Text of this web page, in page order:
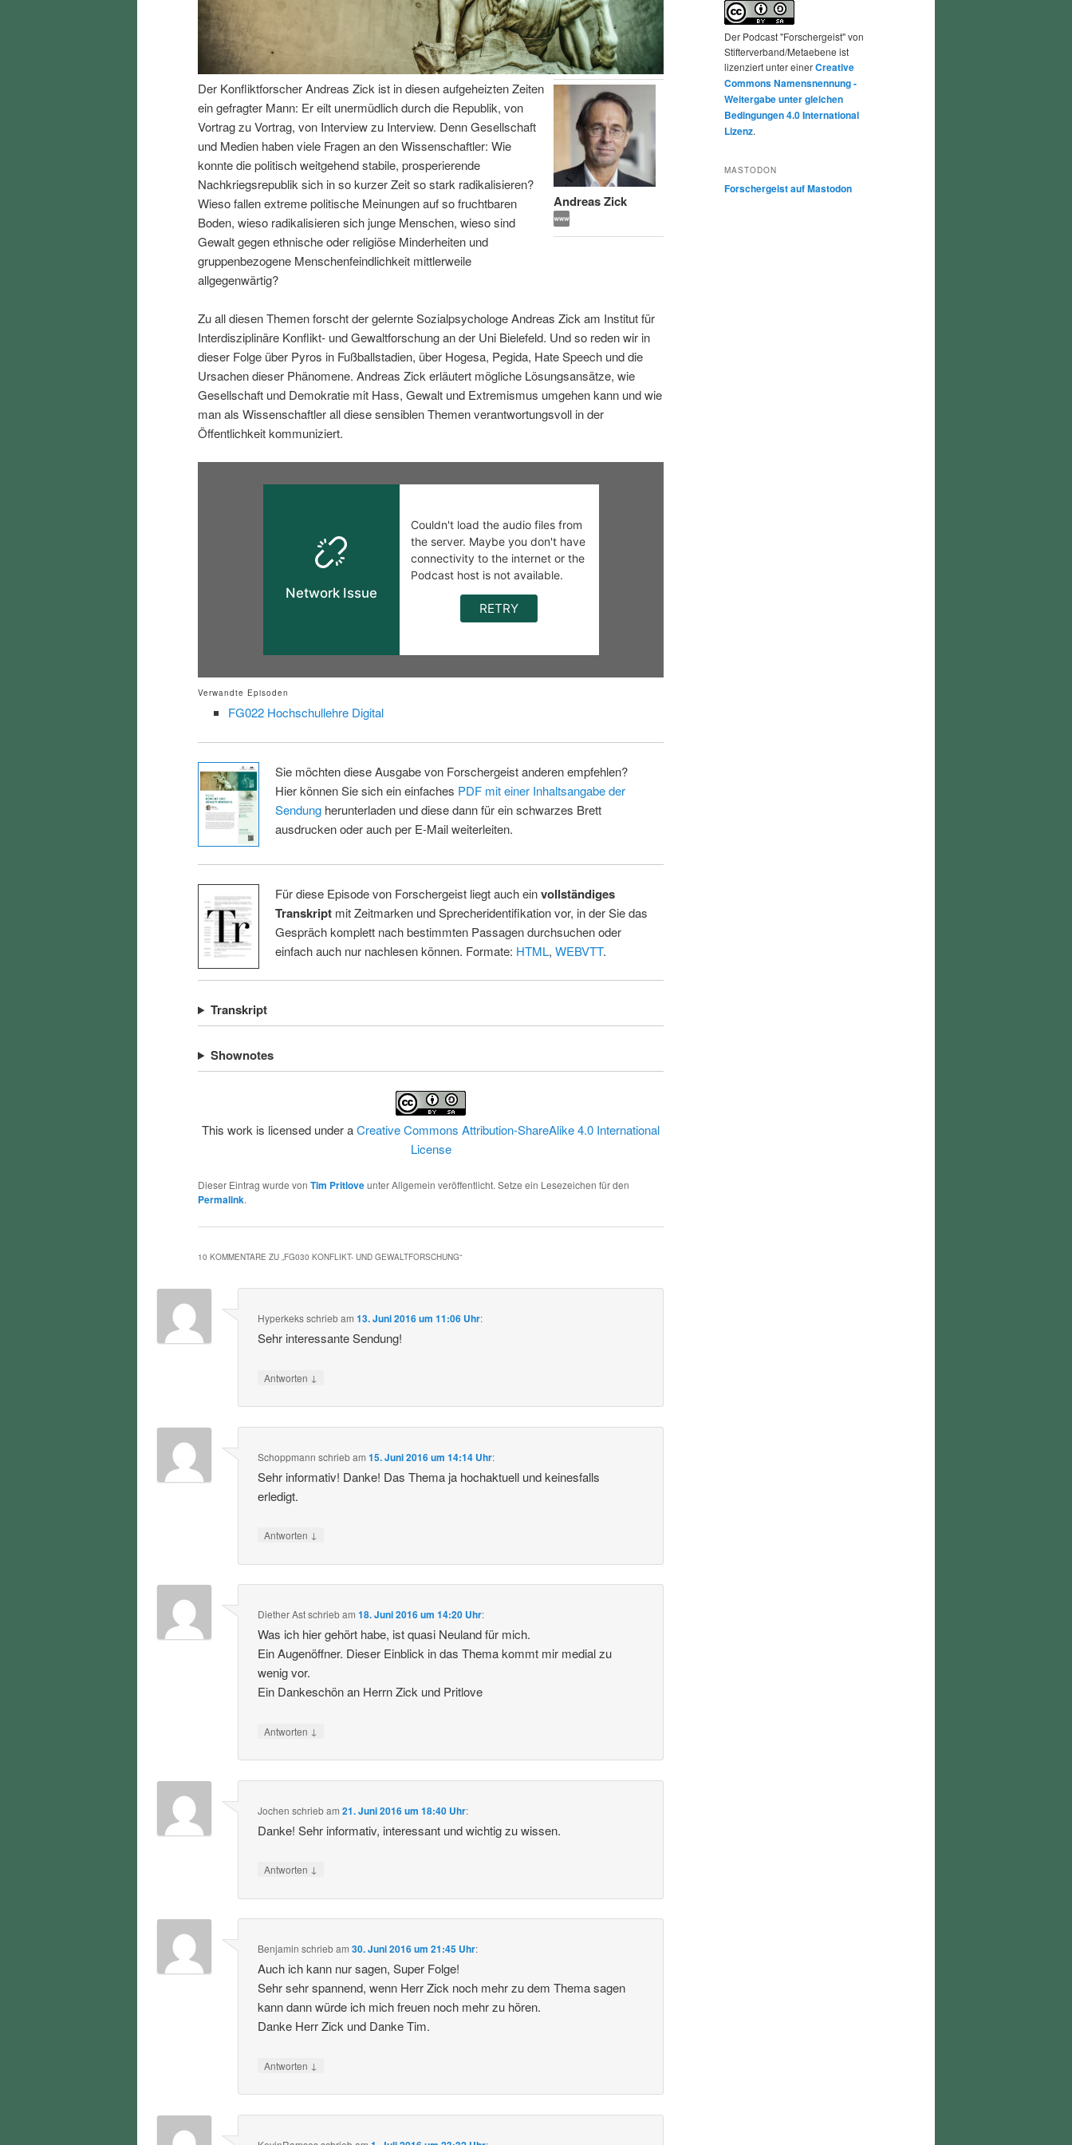
I
n
a
t
s
r
i
n
e
n
n
a
l
s
p
r
Andreas Zick
Der Konfliktforscher Andreas Zick ist in diesen aufgeheizten Zeiten
ein gefragter Mann: Er eilt unermüdlich durch die Republik, von
Vortrag zu Vortrag, von Interview zu Interview. Denn Gesellschaft
und Medien haben viele Fragen an den Wissenschaftler: Wie
konnte die politisch weitgehend stabile, prosperierende
Nachkriegsrepublik sich in so kurzer Zeit so stark radikalisieren?
Wieso fallen extreme politische Meinungen auf so fruchtbaren
Boden, wieso radikalisieren sich junge Menschen, wieso sind
Gewalt gegen ethnische oder religiöse Minderheiten und
gruppenbezogene Menschenfeindlichkeit mittlerweile
allgegenwärtig?
Zu all diesen Themen forscht der gelernte Sozialpsychologe Andreas Zick am Institut für
Interdisziplinäre Konflikt- und Gewaltforschung an der Uni Bielefeld. Und so reden wir in
dieser Folge über Pyros in Fußballstadien, über Hogesa, Pegida, Hate Speech und die
Ursachen dieser Phänomene. Andreas Zick erläutert mögliche Lösungsansätze, wie
Gesellschaft und Demokratie mit Hass, Gewalt und Extremismus umgehen kann und wie
man als Wissenschaftler all diese sensiblen Themen verantwortungsvoll in der
Öffentlichkeit kommuniziert.
Verwandte Episoden
FG022 Hochschullehre Digital
Sie möchten diese Ausgabe von Forschergeist anderen empfehlen?
Hier können Sie sich ein einfaches PDF mit einer Inhaltsangabe der
Sendungherunterladen und diese dann für ein schwarzes Brett
ausdrucken oder auch per E-Mail weiterleiten.
Für diese Episode von Forschergeist liegt auch einvollständiges
Transkriptmit Zeitmarken und Sprecheridentifikation vor, in der Sie das
Gespräch komplett nach bestimmten Passagen durchsuchen oder
einfach auch nur nachlesen können. Formate: HTML, WEBVTT.
Transkript
Shownotes
This work is licensed under aCreative Commons Attribution-ShareAlike 4.0 International
License
Dieser Eintrag wurde von Tim Pritloveunter Allgemein veröffentlicht. Setze ein Lesezeichen für den
Permalink.
10 KOMMENTARE ZU „FG030 KONFLIKT- UND GEWALTFORSCHUNG“
Hyperkeksschriebam13. Juni 2016 um 11:06 Uhr:
Sehr interessante Sendung!
Antworten ↓
Schoppmann schriebam15. Juni 2016 um 14:14 Uhr:
Sehr informativ! Danke! Das Thema ja hochaktuell und keinesfalls
erledigt.
Antworten ↓
Diether Astschriebam18. Juni 2016 um 14:20 Uhr:
Was ich hier gehört habe, ist quasi Neuland für mich.
Ein Augenöffner. Dieser Einblick in das Thema kommt mir medial zu
wenig vor.
Ein Dankeschön an Herrn Zick und Pritlove
Antworten ↓
Jochen schriebam21. Juni 2016 um 18:40 Uhr:
Danke! Sehr informativ, interessant und wichtig zu wissen.
Antworten ↓
Benjamin schriebam30. Juni 2016 um 21:45 Uhr:
Auch ich kann nur sagen, Super Folge!
Sehr sehr spannend, wenn Herr Zick noch mehr zu dem Thema sagen
kann dann würde ich mich freuen noch mehr zu hören.
Danke Herr Zick und Danke Tim.
Antworten ↓
Der Podcast "Forschergeist" von
Stifterverband/Metaebene ist
lizenziert unter einerCreative
Commons Namensnennung -
Weitergabe unter gleichen
Bedingungen 4.0 International
Lizenz.
MASTODON
Forschergeist auf Mastodon